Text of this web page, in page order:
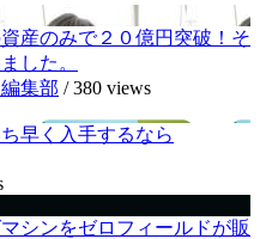
産のみで２０億円突破！そ
した。
集部 /380 views
早く入手するなら
シンをゼロフィールドが販